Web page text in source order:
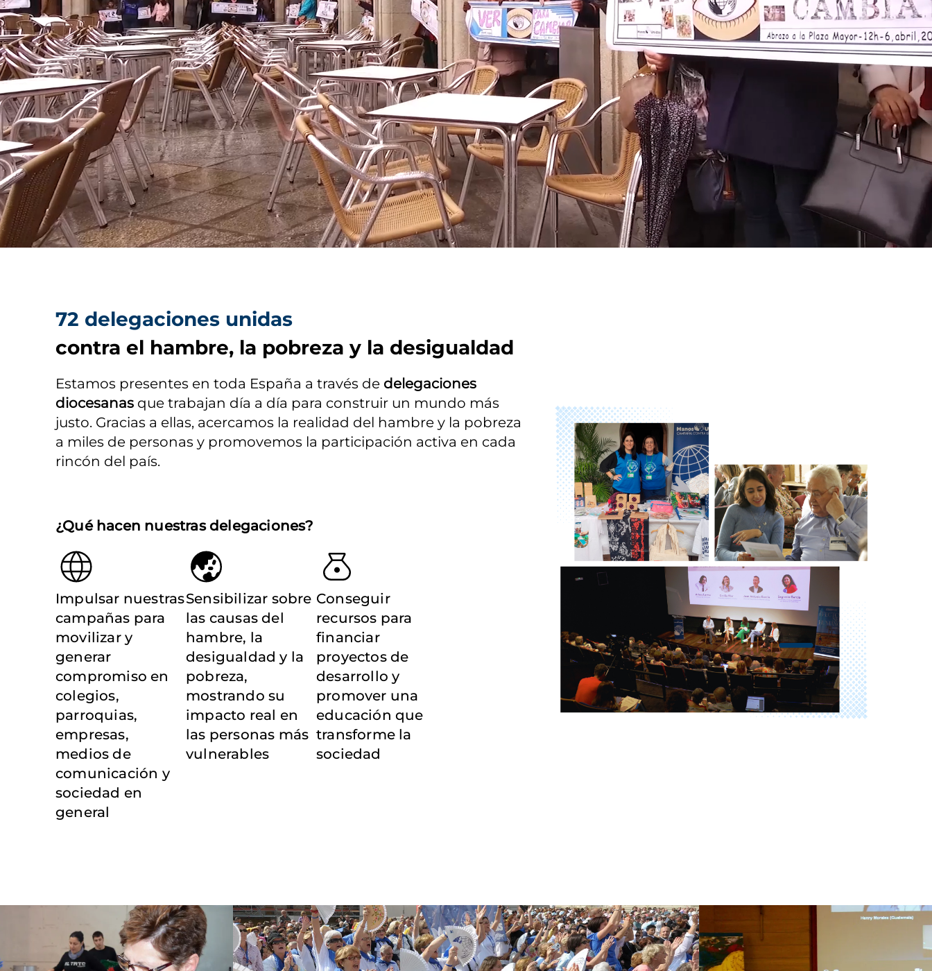
72 delegaciones unidas
contra el hambre, la pobreza y la desigualdad
Estamos presentes en toda España a través de delegaciones
diocesanas que trabajan día a día para construir un mundo más
justo. Gracias a ellas, acercamos la realidad del hambre y la pobreza
a miles de personas y promovemos la participación activa en cada
rincón del país.
¿Qué hacen nuestras delegaciones?
Impulsar nuestras
campañas para
movilizar y
generar
compromiso en
colegios,
parroquias,
empresas,
medios de
comunicación y
sociedad en
general
Sensibilizar sobre
las causas del
hambre, la
desigualdad y la
pobreza,
mostrando su
impacto real en
las personas más
vulnerables
Conseguir
recursos para
financiar
proyectos de
desarrollo y
promover una
educación que
transforme la
sociedad
Imagen